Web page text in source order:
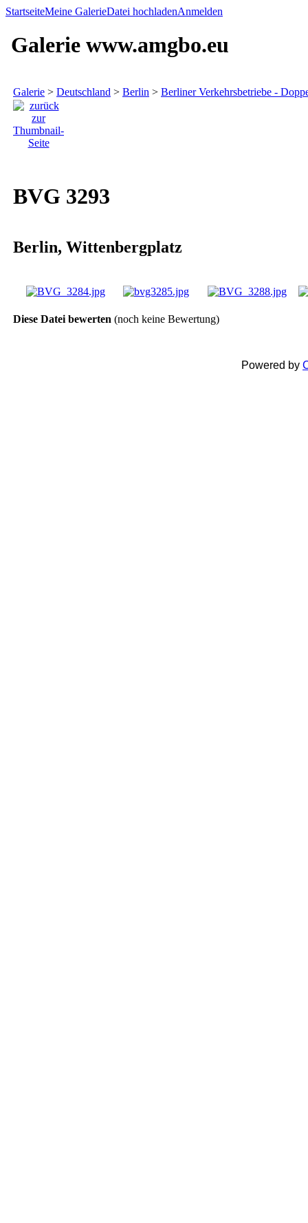
StartseiteMeine GalerieDatei hochladenAnmelden
Galerie www.amgbo.eu
Galerie > Deutschland > Berlin > Berliner Verkehrsbetriebe -
BVG 3293
Berlin, Wittenbergplatz
Diese Datei bewerten (noch keine Bewertung)
Powered by